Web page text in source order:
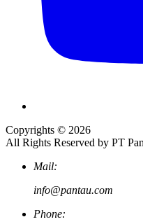
Copyrights © 2026
All Rights Reserved by PT
Mail:
info@pantau.com
Phone: